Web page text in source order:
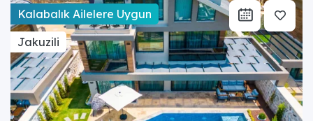
Kalabalık Ailelere Uygun
Jakuzili